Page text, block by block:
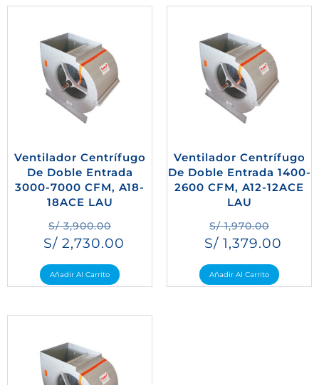
Ventilador Centrífugo
De Doble Entrada
3000-7000 CFM, A18-
18ACE LAU
S/3,900.00
S/2,730.00
Añadir Al Carrito
Ventilador Centrífugo
De Doble Entrada 1400-
2600 CFM, A12-12ACE
LAU
S/1,970.00
S/ 1,379.00
Añadir Al Carrito